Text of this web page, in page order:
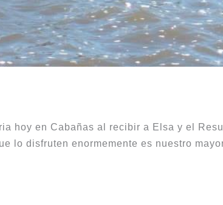
hoy en Cabañas al recibir a Elsa y el
lo disfruten enormemente es nuestro